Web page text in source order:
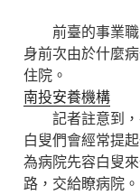
前臺的事業職
身前次由於什麼
住院。
南投安養機構
記者註意到，
白叟們會經常提
為病院先容白叟
路，交給瞭病院。